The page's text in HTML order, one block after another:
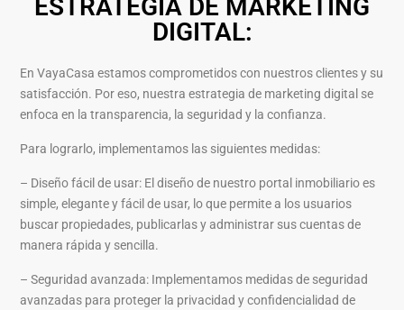
ESTRATEGIA DE MARKETING
DIGITAL:
En VayaCasa estamos comprometidos con nuestros clientes y su
satisfacción. Por eso, nuestra estrategia de marketing digital se
enfoca en la transparencia, la seguridad y la confianza.
Para lograrlo, implementamos las siguientes medidas:
– Diseño fácil de usar: El diseño de nuestro portal inmobiliario es
simple, elegante y fácil de usar, lo que permite a los usuarios
buscar propiedades, publicarlas y administrar sus cuentas de
manera rápida y sencilla.
– Seguridad avanzada: Implementamos medidas de seguridad
avanzadas para proteger la privacidad y confidencialidad de